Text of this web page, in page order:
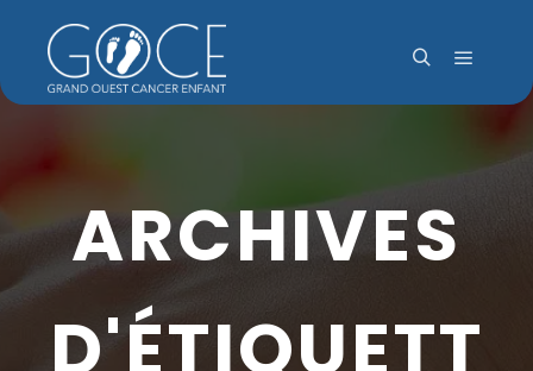
Menu
ARCHIVES
D'ÉTIQUETT